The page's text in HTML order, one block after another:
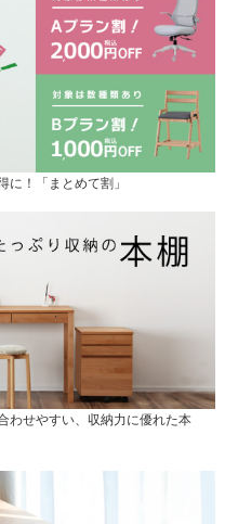
！「まとめて割」
わせやすい、収納力に優れた本